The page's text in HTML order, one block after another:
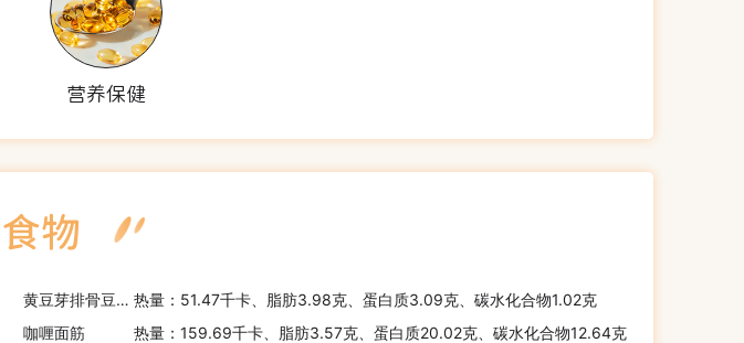
营养保健
黄豆芽排骨豆腐汤 热量：51.47千卡、脂肪3.98克、蛋白质3.09克、碳水化合物1.02克
咖喱面筋
热量：159.69千卡、脂肪3.57克、蛋白质20.02克、碳水化合物12.64克